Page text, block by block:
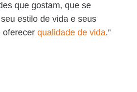
que gostam, que se
estilo de vida e seus
oferecer qualidade de vida.”